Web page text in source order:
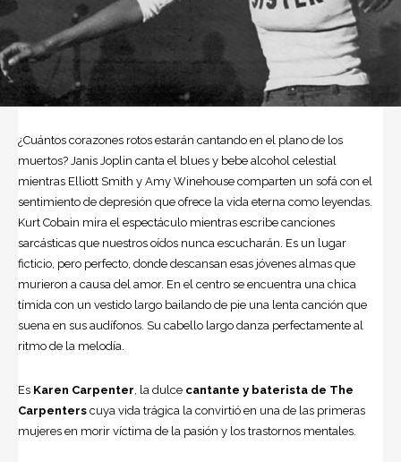
¿Cuántos corazones rotos estarán cantando en el plano de los
muertos? Janis Joplin canta el blues y bebe alcohol celestial
mientras Elliott Smith y Amy Winehouse comparten un sofá con el
sentimiento de depresión que ofrece la vida eterna como leyendas.
Kurt Cobain mira el espectáculo mientras escribe canciones
sarcásticas que nuestros oídos nunca escucharán. Es un lugar
ficticio, pero perfecto, donde descansan esas jóvenes almas que
murieron a causa del amor. En el centro se encuentra una chica
tímida con un vestido largo bailando de pie una lenta canción que
suena en sus audífonos. Su cabello largo danza perfectamente al
ritmo de la melodía.
Es Karen Carpenter, la dulce cantante y baterista de The
Carpenters cuya vida trágica la convirtió en una de las primeras
mujeres en morir víctima de la pasión y los trastornos mentales.